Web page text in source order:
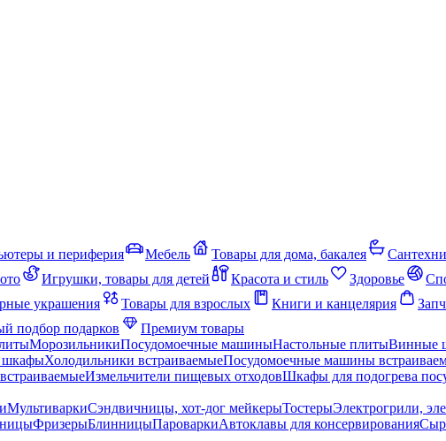
и периферия Мебель Товары для дома, бакалея
Игрушки, товары для детей Красота и стиль Здоровье
украшения Товары для взрослых Книги и канцелярия
подбор подарков
Премиум товары
МорозильникиПосудомоечные машиныНастольные плитыВинные
шкафыХолодильники встраиваемыеПосудомоечные машины
Измельчители пищевых отходовШкафы для подогрева
МультиваркиСэндвичницы, хот-дог мейкерыТостерыЭлектрогрили,
ФризерыБлинницыПароваркиАвтоклавы для консервирования